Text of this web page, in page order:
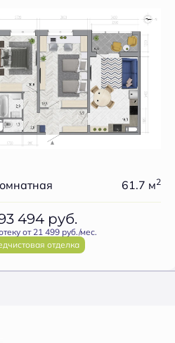
61.7 м2
494 руб.
от 21 499 руб./мес.
отделка